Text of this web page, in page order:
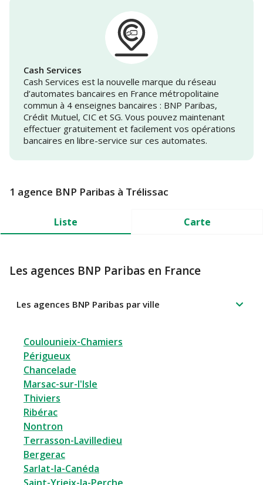
Cash Services
Cash Services est la nouvelle marque du réseau
d’automates bancaires en France métropolitaine
commun à 4 enseignes bancaires : BNP Paribas,
Crédit Mutuel, CIC et SG. Vous pouvez maintenant
effectuer gratuitement et facilement vos opérations
bancaires en libre-service sur ces automates.
1 agence BNP Paribas à Trélissac
Liste Carte
Les agences BNP Paribas en France
Les agences BNP Paribas par ville
Coulounieix-Chamiers
Périgueux
Chancelade
Marsac-sur-l'Isle
Thiviers
Ribérac
Nontron
Terrasson-Lavilledieu
Bergerac
Sarlat-la-Canéda